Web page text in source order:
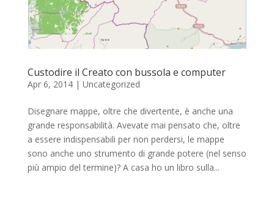
Custodire il Creato con bussola e computer
Apr 6, 2014| Uncategorized
Disegnare mappe, oltre che divertente, è anche una
grande responsabilità. Avevate mai pensato che, oltre
a essere indispensabili per non perdersi, le mappe
sono anche uno strumento di grande potere (nel senso
più ampio del termine)? A casa ho un libro sulla...